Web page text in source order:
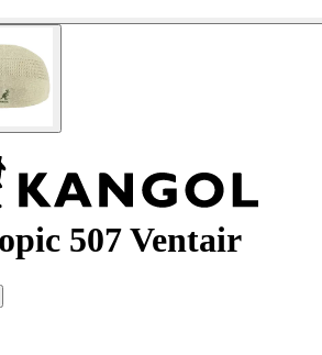
507 Ventair